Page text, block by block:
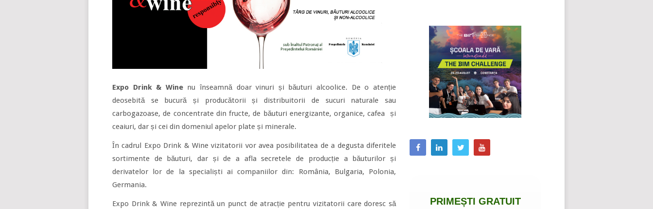
Expo Drink & Winenu înseamnă doar vinuri și băuturi alcoolice. De o atenție
deosebită se bucură și producătorii și distribuitorii de sucuri naturale sau
carbogazoase, de concentrate din fructe, de băuturi energizante, organice, cafea și
ceaiuri, dar și cei din domeniul apelor plate și minerale.
În cadrul Expo Drink & Wine vizitatorii vor avea posibilitatea de a degusta diferitele
sortimente de băuturi, dar și de a afla secretele de producție a băuturilor și
derivatelor lor de la specialiști ai companiilor din: România, Bulgaria, Polonia,
Germania.
Expo Drink & Wine reprezintă un punct de atracție pentru vizitatorii care doresc să
PRIMEȘTI GRATUIT